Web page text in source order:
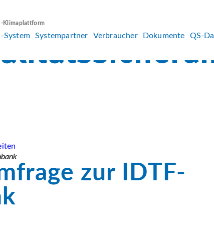
Klimaplattform
System Systempartner Verbraucher Dokumente QS-
zur IDTF-